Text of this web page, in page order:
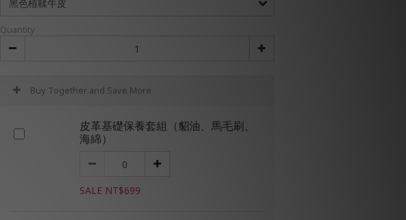
Quantity
Buy Together and Save More
皮革基礎保養套組（貂油、馬毛刷、
海綿）
SALE NT$699